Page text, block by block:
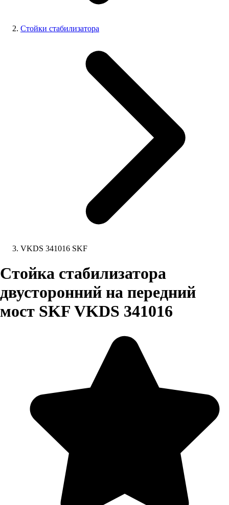
Стойки стабилизатора
VKDS 341016 SKF
Стойка стабилизатора
двусторонний на передний
мост SKF VKDS 341016